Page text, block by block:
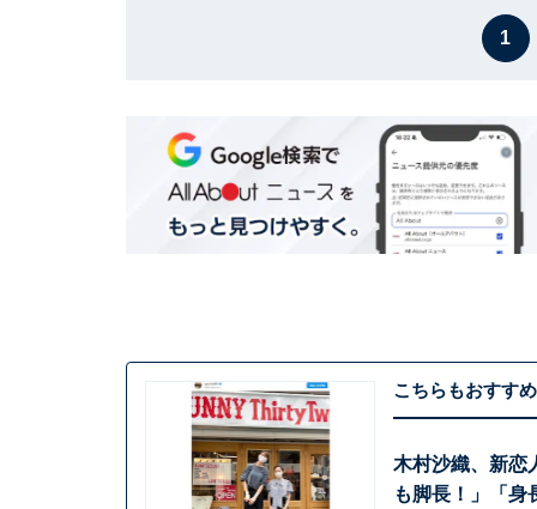
1
こちらもおすすめ
木村沙織、新恋
も脚長！」「身